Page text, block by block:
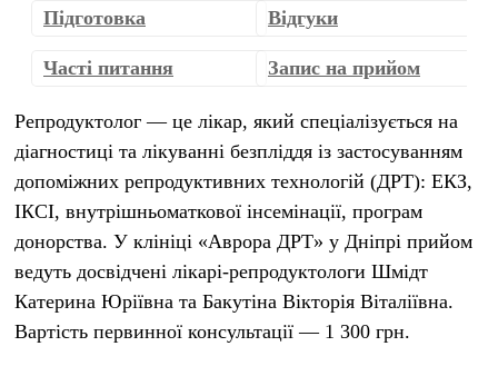
Підготовка
Часті питання
Відгуки
Запис на прийом
Репродуктолог — це лікар, який спеціалізується на
діагностиці та лікуванні безпліддя із застосуванням
допоміжних репродуктивних технологій (ДРТ): ЕКЗ,
ІКСІ, внутрішньоматкової інсемінації, програм
донорства. У клініці «Аврора ДРТ» у Дніпрі прийом
ведуть досвідчені лікарі-репродуктологи Шмідт
Катерина Юріївна та Бакутіна Вікторія Віталіївна.
Вартість первинної консультації — 1 300 грн.